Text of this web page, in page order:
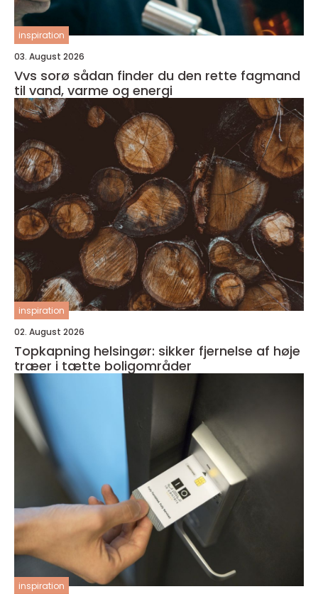
inspiration
03. August 2026
Vvs sorø sådan finder du den rette fagmand
til vand, varme og energi
inspiration
02. August 2026
Topkapning helsingør: sikker fjernelse af høje
træer i tætte boligområder
inspiration